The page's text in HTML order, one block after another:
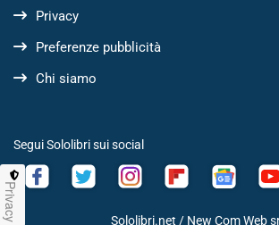
Privacy
Preferenze pubblicità
Chi siamo
Segui Sololibri sui social
Sololibri.net / New Com Web
Privacy